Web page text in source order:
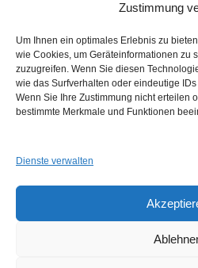
Zustimmung
Um Ihnen ein optimales Erlebnis zu
wie Cookies, um Geräteinformationen zu
zuzugreifen. Wenn Sie diesen
wie das Surfverhalten oder eindeutige
Wenn Sie Ihre Zustimmung nicht erteilen
bestimmte Merkmale und Funktionen
Dienste verwalten
GUAD e.V.
info@guad-netz.de